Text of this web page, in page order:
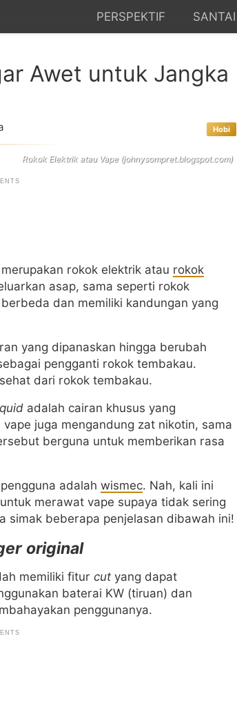
PERSPEKTIF SANTAI
Awet untuk Jangka
Hobi
Rokok Elektrik atau Vape (johnysompret.blogspot.com)
rokok elektrik atau rokok
asap, sama seperti rokok
dan memiliki kandungan yang
yang dipanaskan hingga berubah
pengganti rokok tembakau.
dari rokok tembakau.
adalah cairan khusus yang
vape juga mengandung zat nikotin, sama
berguna untuk memberikan rasa
adalah wismec. Nah, kali ini
merawat vape supaya tidak sering
simak beberapa penjelasan dibawah ini!
original
memiliki fitur cut yang dapat
baterai KW (tiruan) dan
penggunanya.